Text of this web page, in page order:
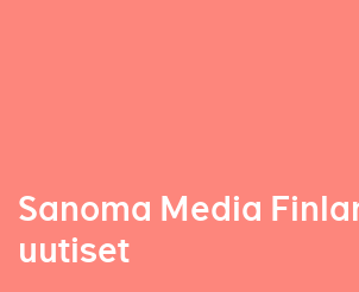
Sanoma Media
uutiset